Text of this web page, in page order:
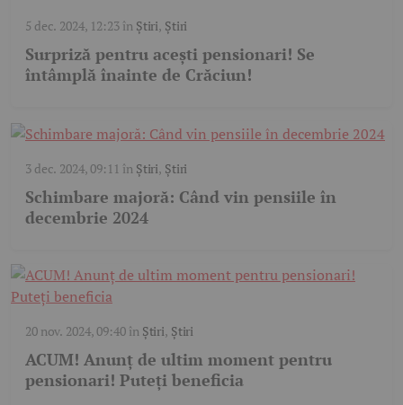
5 dec. 2024, 12:23în Știri, Știri
Surpriză pentru acești pensionari! Se
întâmplă înainte de Crăciun!
3 dec. 2024, 09:11 în Știri, Știri
Schimbare majoră: Când vin pensiile în
decembrie 2024
20 nov. 2024, 09:40în Știri, Știri
ACUM! Anunț de ultim moment pentru
pensionari! Puteți beneficia